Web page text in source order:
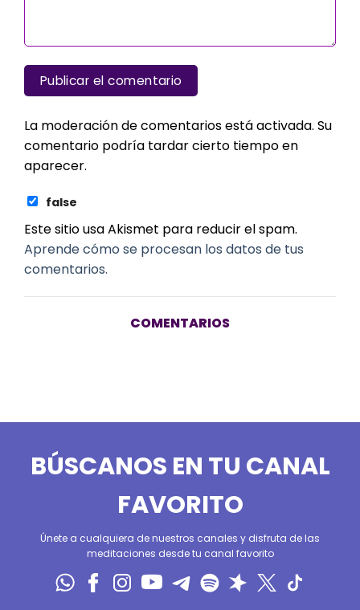
La moderación de comentarios está activada. Su
comentario podría tardar cierto tiempo en
aparecer.
false
Este sitio usa Akismet para reducir el spam.
Aprende cómo se procesan los datos de tus
comentarios.
COMENTARIOS
BÚSCANOS EN TU CANAL
FAVORITO
Únete a cualquiera de nuestros canales y disfruta de las
meditaciones desde tu canal favorito